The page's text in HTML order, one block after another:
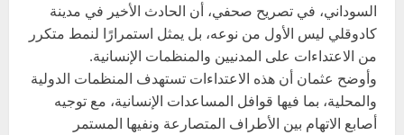
السوداني، في تصريح صحفي، أن الحادث الأخير في مدينة
كادوقلي ليس الأول من نوعه، بل يمثل استمرارًا لنمط متكرر
من الاعتداءات على المدنيين والمنظمات الإنسانية.
وأوضح عثمان أن هذه الاعتداءات تستهدف المنظمات الدولية
والمحلية، بما فيها قوافل المساعدات الإنسانية، مع توجيه
أصابع الاتهام بين الأطراف المتصارعة ونفيها المستمر